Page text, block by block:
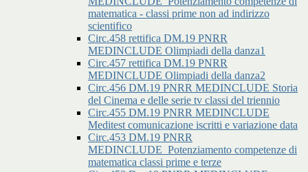
matematica - classi prime non ad indirizzo
scientifico
Circ.458 rettifica DM.19 PNRR
MEDINCLUDE Olimpiadi della danza1
Circ.457 rettifica DM.19 PNRR
MEDINCLUDE Olimpiadi della danza2
Circ.456 DM.19 PNRR MEDINCLUDE Storia
del Cinema e delle serie tv classi del triennio
Circ.455 DM.19 PNRR MEDINCLUDE
Meditest comunicazione iscritti e variazione data
Circ.453 DM.19 PNRR
MEDINCLUDE_Potenziamento competenze di
matematica classi prime e terze